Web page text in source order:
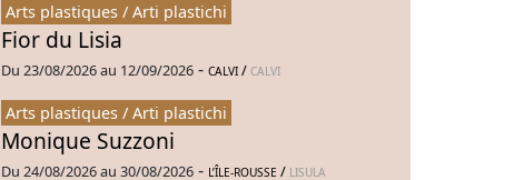
Arts plastiques / Arti plastichi
Fior du Lisia
Du 23/08/2026 au 12/09/2026 - CALVI / CALVI
Arts plastiques / Arti plastichi
Monique Suzzoni
Du 24/08/2026 au 30/08/2026 - L’ÎLE-ROUSSE / LISULA